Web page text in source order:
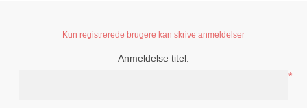
Kun registrerede brugere kan skrive anmeldelser
Anmeldelse titel:
*